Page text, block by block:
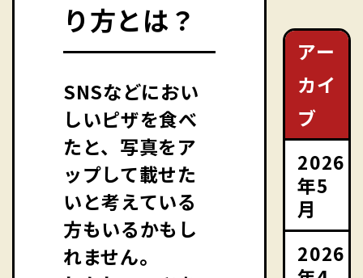
り方とは？
SNSなどにおい
しいピザを食べ
たと、写真をア
ップして載せた
いと考えている
方もいるかもし
れません。
アー
カイ
ブ
2026
年5
月
2026